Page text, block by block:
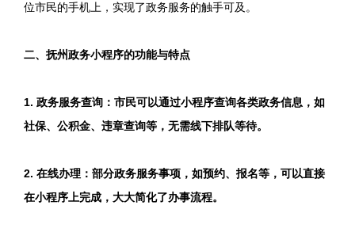
位市民的手机上，实现了政务服务的触手可及。
二、抚州政务小程序的功能与特点
1. 政务服务查询：市民可以通过小程序查询各类政务信息，如
社保、公积金、违章查询等，无需线下排队等待。
2. 在线办理：部分政务服务事项，如预约、报名等，可以直接
在小程序上完成，大大简化了办事流程。